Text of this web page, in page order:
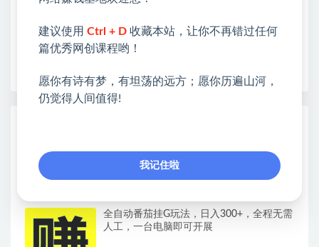
开启网络之门，广受好评！
❤如果您也依存于互联网，欢迎加入本站会员，将尽
抖音90W粉丝博主亲授影视剧解说教学，
选剧选题+文案模板+AI指令+剪辑配音+封
全自动番茄挂G玩法，日入300+，全程无需
人工，一台电脑即可开展
建议使用 Ctrl + D 收藏本站，让你不再错过任何
篇优秀网创课程哟！
愿你有诗有梦，有坦荡的远方；愿你历遍山河，
仍觉得人间值得!
我记住啦